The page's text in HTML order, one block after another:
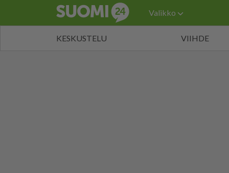
Valikko
KESKUSTELU VIIHDE